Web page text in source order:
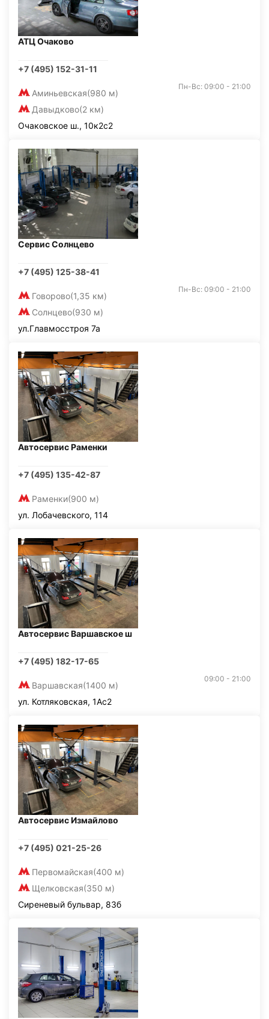
АТЦ Очаково
+7 (495) 152-31-11
Аминьевская(980 м)
Давыдково(2 км)
Пн-Вс: 09:00 - 21:00
Очаковское ш., 10к2с2
Сервис Солнцево
+7 (495) 125-38-41
Говорово(1,35 км)
Солнцево(930 м)
Пн-Вс: 09:00 - 21:00
ул.Главмосстроя 7а
Автосервис Раменки
+7 (495) 135-42-87
Раменки(900 м)
ул. Лобачевского, 114
Автосервис Варшавское ш
+7 (495) 182-17-65
Варшавская(1400 м)
09:00 - 21:00
ул. Котляковская, 1Ас2
Автосервис Измайлово
+7 (495) 021-25-26
Первомайская(400 м)
Щелковская(350 м)
Сиреневый бульвар, 83б